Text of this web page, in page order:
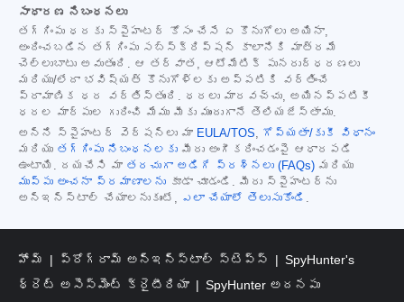
సాధారణ నిబంధనలు
తగ్గింపు ధరకు స్పైహంటర్ కోసం చేసే ఏ కొనుగోలు అయినా,
అందించబడిన తగ్గింపు సబ్‌స్క్రిప్షన్ కాలానికి మాత్రమే
చెల్లుబాటు అవుతుంది. ఆ తర్వాత, ఆటోమేటిక్ పునరుద్ధరణలు
మరియు/లేదా భవిష్యత్ కొనుగోళ్లకు అప్పటికి వర్తించే
ప్రామాణిక ధర వర్తిస్తుంది. ధరలు మారవచ్చు, అయినప్పటికీ
ధరల మార్పుల గురించి మేము మీకు ముందుగానే తెలియజేస్తాము.
అన్ని స్పైహంటర్ వెర్షన్‌లు మా EULA/TOS
గోప్యతా/కుకీ విధానం
మరియు తగ్గింపు నిబంధనలకు మీరు అంగీకరించడంపై ఆధారపడి
ఉంటాయి. దయచేసి మా తరచుగా అడిగే ప్రశ్నలు (FAQs) మరియు
ముప్పు అంచనా ప్రమాణాలను కూడా చూడండి. మీరు స్పైహంటర్‌ను
అన్‌ఇన్‌స్టాల్ చేయాలనుకుంటే,
ఎలా చేయాలో తెలుసుకోండి
హోమ్ ప్రోగ్రామ్ అన్‌ఇన్‌స్టాల్ స్టెప్స్
SpyHunter's
థ్రెట్ అసెస్‌మెంట్ క్రైటీరియా
SpyHunter అదనపు